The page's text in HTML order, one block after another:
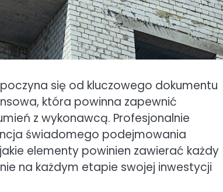
się od kluczowego dokumentu
która powinna zapewnić
z wykonawcą. Profesjonalnie
świadomego podejmowania
elementy powinien zawierać każdy
na każdym etapie swojej inwestycji